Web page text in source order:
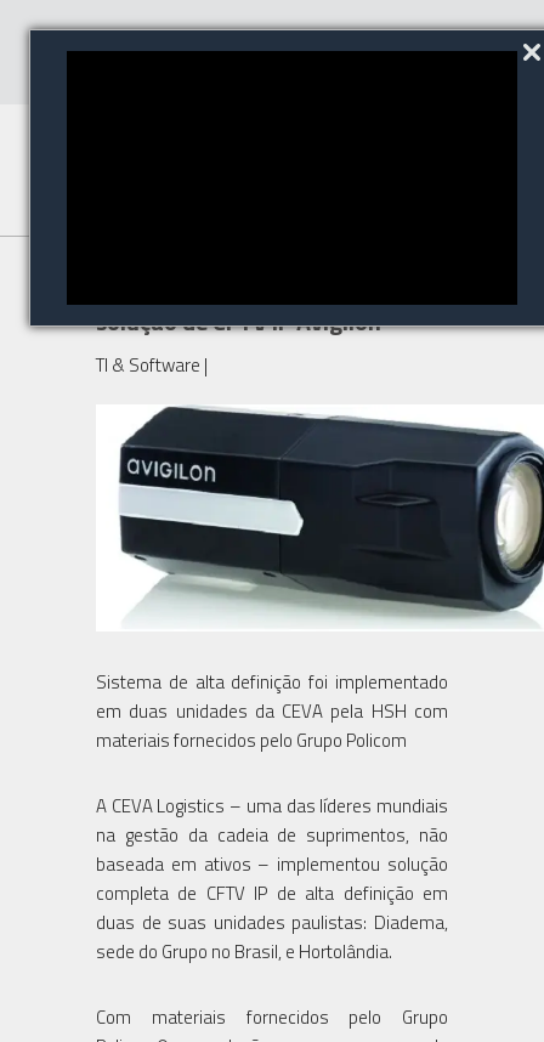
solução de CFTV IP Avigilon
TI & Software |
Sistema de alta definição foi implementado
em duas unidades da CEVA pela HSH com
materiais fornecidos pelo Grupo Policom
A CEVA Logistics – uma das líderes mundiais
na gestão da cadeia de suprimentos, não
baseada em ativos – implementou solução
completa de CFTV IP de alta definição em
duas de suas unidades paulistas: Diadema,
sede do Grupo no Brasil, e Hortolândia.
Com materiais fornecidos pelo Grupo